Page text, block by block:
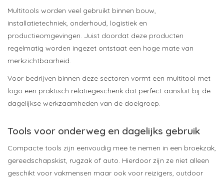
Multitools worden veel gebruikt binnen bouw,
installatietechniek, onderhoud, logistiek en
productieomgevingen. Juist doordat deze producten
regelmatig worden ingezet ontstaat een hoge mate van
merkzichtbaarheid.
Voor bedrijven binnen deze sectoren vormt een multitool met
logo een praktisch relatiegeschenk dat perfect aansluit bij de
dagelijkse werkzaamheden van de doelgroep.
Tools voor onderweg en dagelijks gebruik
Compacte tools zijn eenvoudig mee te nemen in een broekzak,
gereedschapskist, rugzak of auto. Hierdoor zijn ze niet alleen
geschikt voor vakmensen maar ook voor reizigers, outdoor